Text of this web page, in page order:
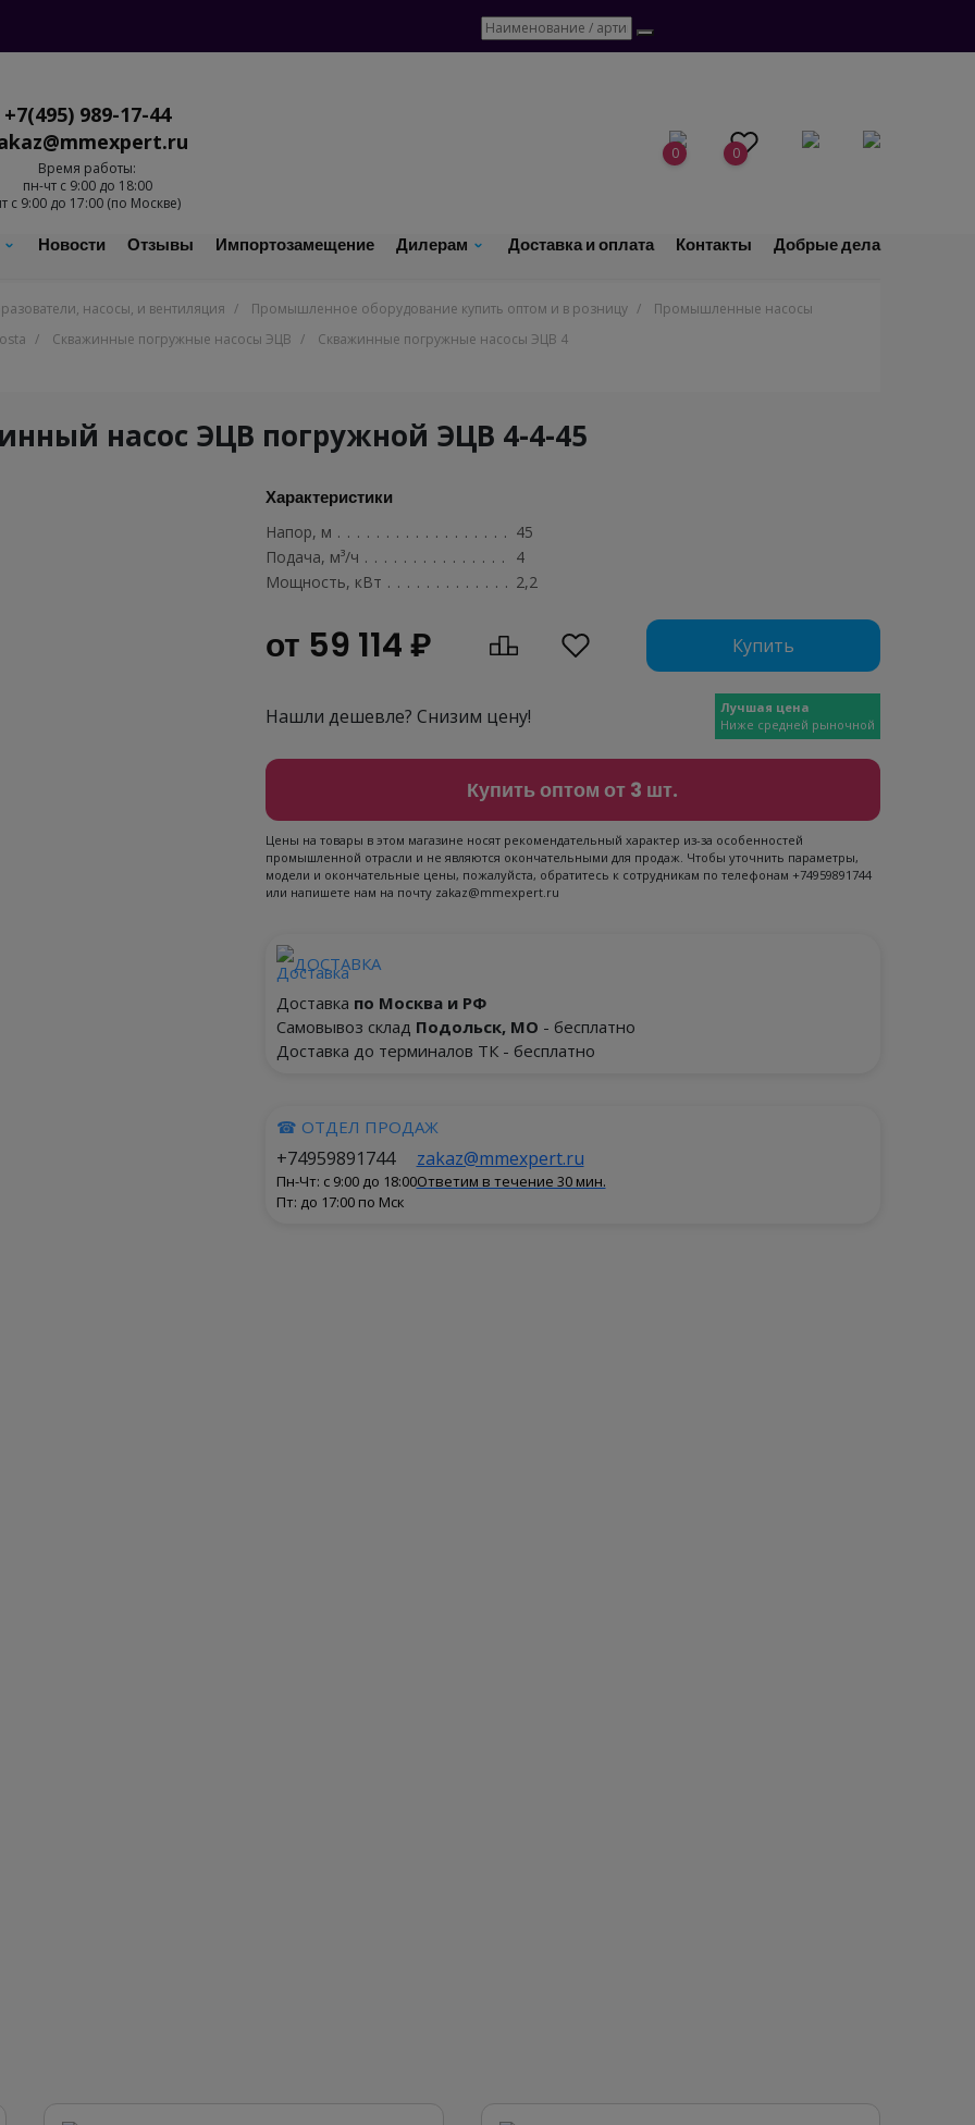
+7(495) 989-17-44
Время работы:
пн-чт с 9:00 до 18:00
с 9:00 до 17:00 (по Москве)
0 0
Новости Отзывы Импортозамещение Дилерам Доставка и оплата Контакты Добрые дела
насосы, и вентиляция / Промышленное оборудование купить оптом и в розницу /
Промышленные насосы
/ Скважинные погружные насосы ЭЦВ /
Скважинные погружные насосы ЭЦВ 4
насос ЭЦВ погружной ЭЦВ 4-4-45
Характеристики
Мощность, кВт .......................................................
2,2
Напор, м .......................................................
45
Подача, м³/ч .......................................................
4
от 59 114 ₽ Купить
Нашли дешевле? Снизим цену!
Лучшая цена
Ниже средней рыночной
Купить оптом от 3 шт.
Цены на товары в этом магазине носят рекомендательный характер из-за особенностей
промышленной отрасли и не являются окончательными для продаж. Чтобы уточнить параметры,
модели и окончательные цены, пожалуйста, обратитесь к сотрудникам по телефонам +74959891744
или напишете нам на почту zakaz@mmexpert.ru
ДОСТАВКА
Доставка по Москва и РФ
Самовывоз склад Подольск, МО - бесплатно
Доставка до терминалов ТК - бесплатно
☎ ОТДЕЛ ПРОДАЖ
+74959891744
Пн-Чт: с 9:00 до 18:00
Пт: до 17:00 по Мск
zakaz@mmexpert.ru
Ответим в течение 30 мин.